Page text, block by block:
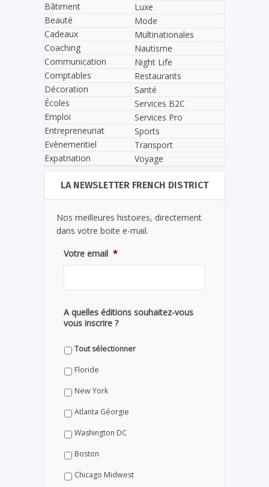
Bâtiment
Beauté
Cadeaux
Coaching
Communication
Comptables
Décoration
Écoles
Emploi
Entrepreneuriat
Evènementiel
Expatriation
Luxe
Mode
Multinationales
Nautisme
Night Life
Restaurants
Santé
Services B2C
Services Pro
Sports
Transport
Voyage
LA NEWSLETTER FRENCH DISTRICT
Nos meilleures histoires, directement
dans votre boite e-mail.
Votre email *
A quelles éditions souhaitez-vous
vous inscrire ?
Tout sélectionner
Floride
New York
Atlanta Géorgie
Washington DC
Boston
Chicago Midwest